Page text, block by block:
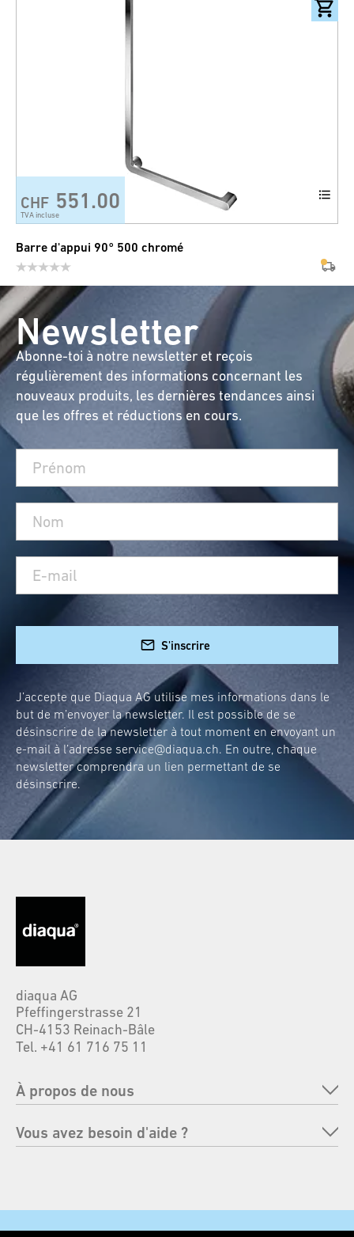
CHF 551.00
TVA incluse
Barre d'appui 90° 500 chromé
Newsletter
Abonne-toi à notre newsletter et reçois
régulièrement des informations concernant les
nouveaux produits, les dernières tendances ainsi
que les offres et réductions en cours.
S'inscrire
J’accepte que Diaqua AG utilise mes informations dans le
but de m’envoyer la newsletter. Il est possible de se
désinscrire de la newsletter à tout moment en envoyant un
e-mail à l’adresse service@diaqua.ch. En outre, chaque
newsletter comprendra un lien permettant de se
désinscrire.
diaqua AG
Pfeffingerstrasse 21
CH-4153 Reinach-Bâle
Tel. +41 61 716 75 11
À propos de nous
Entreprise
Vous avez besoin d'aide ?
Moyens de paiement